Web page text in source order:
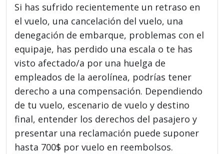
Si has sufrido recientemente un retraso en
el vuelo, una cancelación del vuelo, una
denegación de embarque, problemas con el
equipaje, has perdido una escala o te has
visto afectado/a por una huelga de
empleados de la aerolínea, podrías tener
derecho a una compensación. Dependiendo
de tu vuelo, escenario de vuelo y destino
final, entender los derechos del pasajero y
presentar una reclamación puede suponer
hasta 700$ por vuelo en reembolsos.